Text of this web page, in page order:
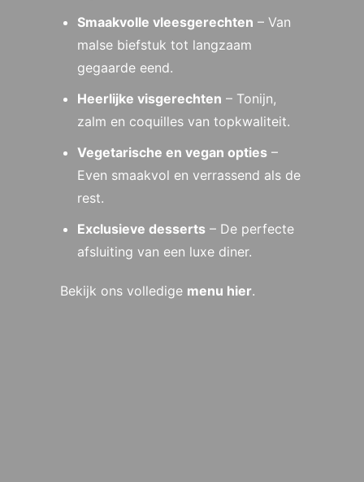
Smaakvolle vleesgerechten – Van
malse biefstuk tot langzaam
gegaarde eend.
Heerlijke visgerechten – Tonijn,
zalm en coquilles van topkwaliteit.
Vegetarische en vegan opties–
Even smaakvol en verrassend als de
rest.
Exclusieve desserts– De perfecte
afsluiting van een luxe diner.
Bekijk ons volledige menu hier.